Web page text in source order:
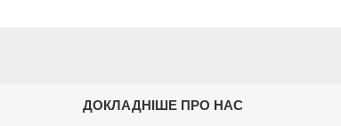
ДОКЛАДНІШЕ ПРО НАС